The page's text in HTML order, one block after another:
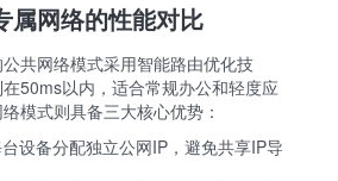
属网络的性能对比
共网络模式采用智能路由优化技
50ms以内，适合常规办公和轻度应
模式则具备三大核心优势：
设备分配独立公网IP，避免共享IP导